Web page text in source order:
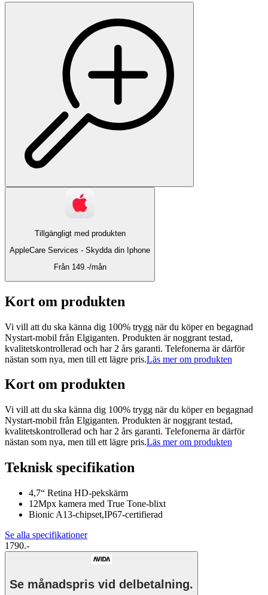
Tillgängligt med produkten
AppleCare Services - Skydda din Iphone
Från 149.-/mån
Kort om produkten
Vi vill att du ska känna dig 100% trygg när du köper en begagnad
Nystart-mobil från Elgiganten. Produkten är noggrant testad,
kvalitetskontrollerad och har 2 års garanti. Telefonerna är därför
nästan som nya, men till ett lägre pris.Läs mer om produkten
Kort om produkten
Vi vill att du ska känna dig 100% trygg när du köper en begagnad
Nystart-mobil från Elgiganten. Produkten är noggrant testad,
kvalitetskontrollerad och har 2 års garanti. Telefonerna är därför
nästan som nya, men till ett lägre pris.Läs mer om produkten
Teknisk specifikation
4,7“ Retina HD-pekskärm
12Mpx kamera med True Tone-blixt
Bionic A13-chipset,IP67-certifierad
Se alla specifikationer
1790.-
Se månadspris vid delbetalning.